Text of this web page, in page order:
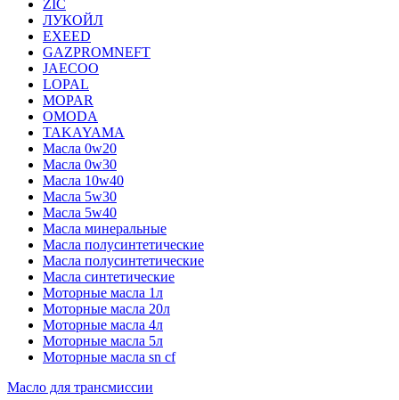
ZIC
ЛУКОЙЛ
EXEED
GAZPROMNEFT
JAECOO
LOPAL
MOPAR
OMODA
TAKAYAMA
Масла 0w20
Масла 0w30
Масла 10w40
Масла 5w30
Масла 5w40
Масла минеральные
Масла полусинтетические
Масла полусинтетические
Масла синтетические
Моторные масла 1л
Моторные масла 20л
Моторные масла 4л
Моторные масла 5л
Моторные масла sn cf
Масло для трансмиссии